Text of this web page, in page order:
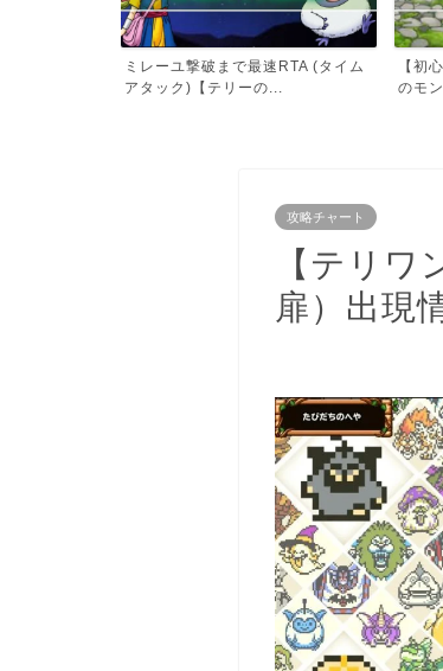
【初心者必見！！】序盤におすすめ
のモンスター＆入手方法
◯◯分
も効
攻略チャート
【テリ
扉）出現